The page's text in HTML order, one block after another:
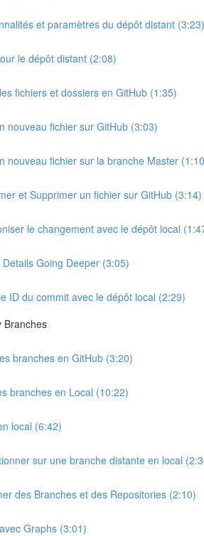
et paramètres du dépôt distant (3:23)
le dépôt distant (2:08)
fichiers et dossiers en GitHub (1:35)
nouveau fichier sur GitHub (3:03)
nouveau fichier sur la branche Master
et Supprimer un fichier sur GitHub (3:14)
le changement avec le dépôt local
Going Deeper (3:05)
ID du commit avec le dépôt local (2:29)
Branches
branches en GitHub (3:20)
branches en Local (10:22)
local (6:42)
sur une branche distante en local
des Branches et des Repositories (2:10)
Graphs (3:01)